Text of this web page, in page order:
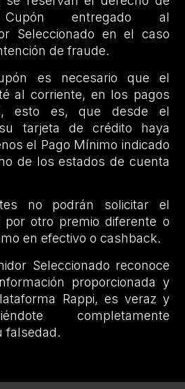
entregado al
Seleccionado en el caso
de fraude.
es necesario que el
al corriente, en los pagos
esto es, que desde el
tarjeta de crédito haya
el Pago Mínimo indicado
de los estados de cuenta
no podrán solicitar el
otro premio diferente o
en efectivo o cashback.
Seleccionado reconoce
proporcionada y
Rappi, es veraz y
completamente
falsedad.